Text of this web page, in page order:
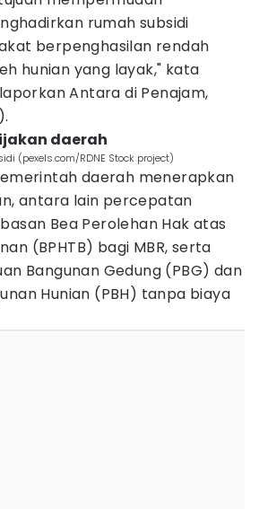
rumah subsidi
berpenghasilan rendah
hunian yang layak," kata
Antara di Penajam,
daerah
(pexels.com/RDNE Stock project)
daerah menerapkan
antara lain percepatan
Bea Perolehan Hak atas
(BPHTB) bagi MBR, serta
Bangunan Gedung (PBG) dan
Hunian (PBH) tanpa biaya